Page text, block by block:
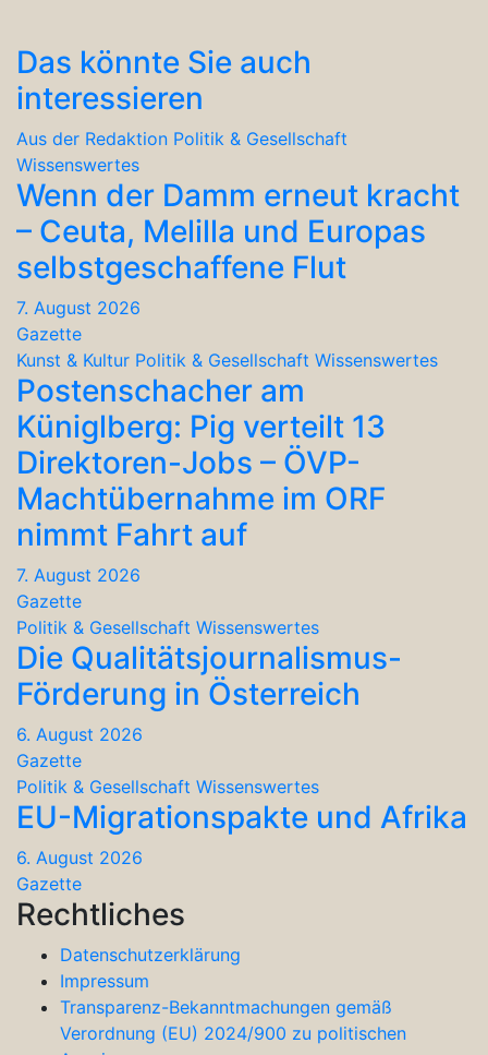
Das könnte Sie auch
interessieren
Aus der Redaktion Politik & Gesellschaft
Wissenswertes
Wenn der Damm erneut kracht
– Ceuta, Melilla und Europas
selbstgeschaffene Flut
7. August 2026
Gazette
Kunst & Kultur Politik & Gesellschaft Wissenswertes
Postenschacher am
Küniglberg: Pig verteilt 13
Direktoren-Jobs – ÖVP-
Machtübernahme im ORF
nimmt Fahrt auf
7. August 2026
Gazette
Politik & Gesellschaft Wissenswertes
Die Qualitätsjournalismus-
Förderung in Österreich
6. August 2026
Gazette
Politik & Gesellschaft Wissenswertes
EU-Migrationspakte und Afrika
6. August 2026
Gazette
Rechtliches
Datenschutzerklärung
Impressum
Transparenz-Bekanntmachungen gemäß
Verordnung (EU) 2024/900 zu politischen